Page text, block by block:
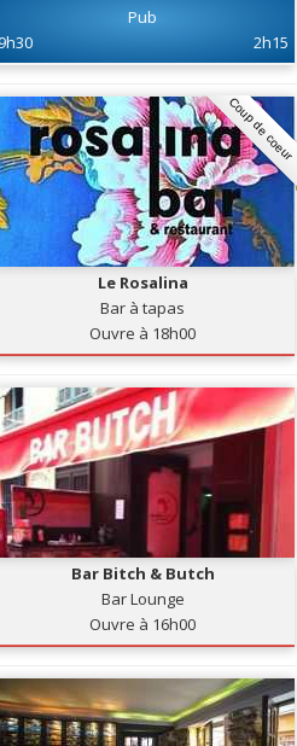
Pub
2h15
Coup de coeur
Le Rosalina
Bar à tapas
Ouvre à 18h00
Bar Bitch & Butch
Bar Lounge
Ouvre à 16h00